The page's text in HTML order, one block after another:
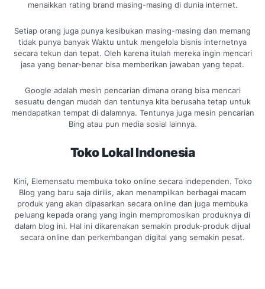
menaikkan rating brand masing-masing di dunia internet.
Setiap orang juga punya kesibukan masing-masing dan memang
tidak punya banyak Waktu untuk mengelola bisnis internetnya
secara tekun dan tepat. Oleh karena itulah mereka ingin mencari
jasa yang benar-benar bisa memberikan jawaban yang tepat.
Google adalah mesin pencarian dimana orang bisa mencari
sesuatu dengan mudah dan tentunya kita berusaha tetap untuk
mendapatkan tempat di dalamnya. Tentunya juga mesin pencarian
Bing atau pun media sosial lainnya.
Toko Lokal Indonesia
Kini, Elemensatu membuka toko online secara independen. Toko
Blog yang baru saja dirilis, akan menampilkan berbagai macam
produk yang akan dipasarkan secara online dan juga membuka
peluang kepada orang yang ingin mempromosikan produknya di
dalam blog ini. Hal ini dikarenakan semakin produk-produk dijual
secara online dan perkembangan digital yang semakin pesat.